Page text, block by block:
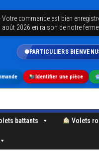
Identifier une pièce
Votre commande est bien
août 2026 en raison de notre
battants Volets
PARTICULIERS